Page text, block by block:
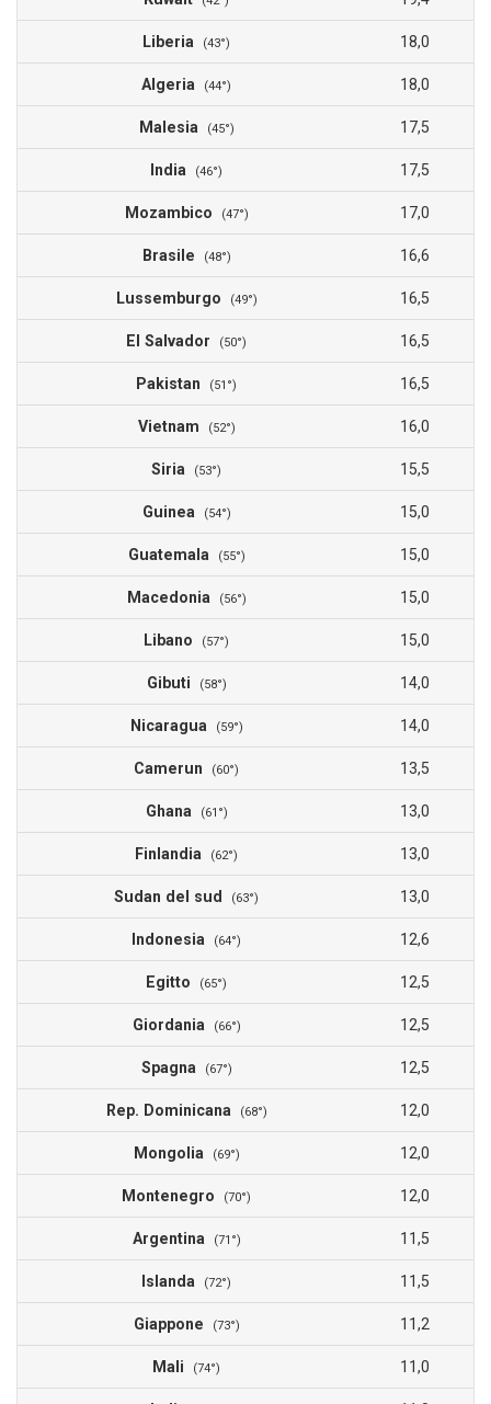
Liberia (43°) 18,0
Algeria (44°) 18,0
Malesia (45°) 17,5
India (46°) 17,5
Mozambico (47°) 17,0
Brasile (48°) 16,6
Lussemburgo (49°) 16,5
El Salvador (50°) 16,5
Pakistan (51°) 16,5
Vietnam (52°) 16,0
Siria (53°) 15,5
Guinea (54°) 15,0
Guatemala (55°) 15,0
Macedonia (56°) 15,0
Libano (57°) 15,0
Gibuti (58°) 14,0
Nicaragua (59°) 14,0
Camerun (60°) 13,5
Ghana (61°) 13,0
Finlandia (62°) 13,0
Sudan del sud (63°) 13,0
Indonesia (64°) 12,6
Egitto (65°) 12,5
Giordania (66°) 12,5
Spagna (67°) 12,5
Rep. Dominicana (68°) 12,0
Mongolia (69°) 12,0
Montenegro (70°) 12,0
Argentina (71°) 11,5
Islanda (72°) 11,5
Giappone (73°) 11,2
Mali (74°) 11,0